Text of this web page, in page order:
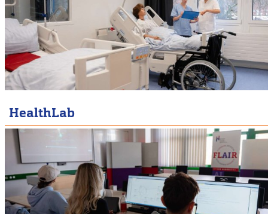
HealthLab